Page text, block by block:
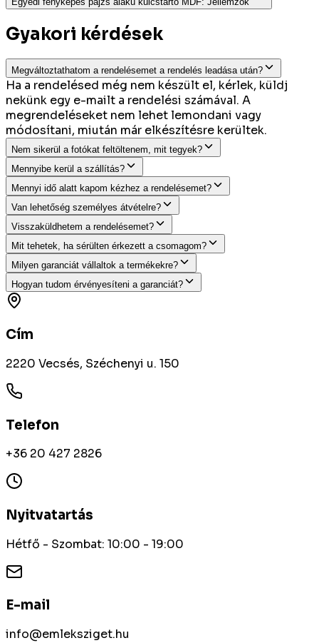
Gyakori kérdések
Megváltoztathatom a rendelésemet a rendelés leadása után?
Ha a rendelésed még nem készült el, kérlek, küldj
nekünk egy e-mailt a rendelési számával. A
megrendeléseket nem lehet lemondani vagy
módosítani, miután már elkészítésre kerültek.
Nem sikerül a fotókat feltöltenem, mit tegyek?
Mennyibe kerül a szállítás?
Mennyi idő alatt kapom kézhez a rendelésemet?
Van lehetőség személyes átvételre?
Visszaküldhetem a rendelésemet?
Mit tehetek, ha sérülten érkezett a csomagom?
Milyen garanciát vállaltok a termékekre?
Hogyan tudom érvényesíteni a garanciát?
Cím
2220 Vecsés, Széchenyi u. 150
Telefon
+36 20 427 2826
Nyitvatartás
Hétfő - Szombat: 10:00 - 19:00
E-mail
info@emleksziget.hu